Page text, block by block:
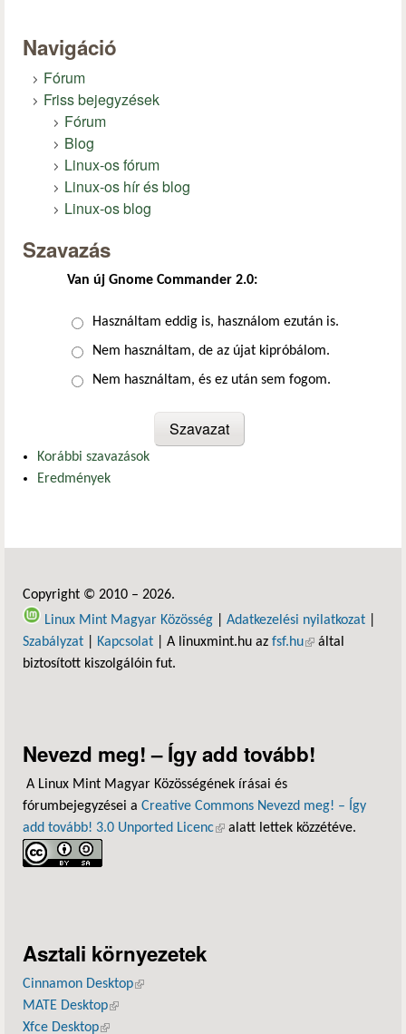
Navigáció
Fórum
Friss bejegyzések
Fórum
Blog
Linux-os fórum
Linux-os hír és blog
Linux-os blog
Szavazás
Van új Gnome Commander 2.0:
Választások
Használtam eddig is, használom ezután is.
Nem használtam, de az újat kipróbálom.
Nem használtam, és ez után sem fogom.
Korábbi szavazások
Eredmények
Copyright © 2010 – 2026.
Linux Mint Magyar Közösség
Adatkezelési nyilatkozat
Szabályzat
Kapcsolat | A linuxmint.hu az fsf.hu(külső hivatkozás)
által
biztosított kiszolgálóin fut.
Nevezd meg! – Így add tovább!
A Linux Mint Magyar Közösségének írásai és
fórumbejegyzései a Creative Commons Nevezd meg! – Így
add tovább! 3.0 Unported Licenc(külső hivatkozás)
alatt lettek közzétéve.
Asztali környezetek
Cinnamon Desktop(külső hivatkozás)
MATE Desktop(külső hivatkozás)
Xfce Desktop(külső hivatkozás)